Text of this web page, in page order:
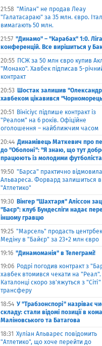
21:58 "Мілан" не продав Леау
"Галатасараю" за 35 млн. євро.
вимагають 50 млн.
21:57 "Динамо" – "Карабах" 1:0. Ліга
конференцій. Все вирішиться у
20:55 ПСЖ за 50 млн євро купив
"Монако". Хавбек підписав 5-
контракт
20:53 Шостак залишив
хавбеком цікавився
20:51
Вінісіус підпише контракт із
"Реалом" на 6 років. Офіційне
оголошення – найближчим часом
20:44 Динамівець Маткевич про
до "Оболоні": "Я знаю, що тут
працюють із молодими
19:50 "Барса" практично
Альвареса. Форвард залишиться в
"Атлетико"
19:30 Вінгер "Шахтаря" Аліссон
"Баєр": клуб Бундесліги надає
іншому гравцю
19:25 "Марсель" продасть
Медіну в "Байєр" за 23+2 млн євро
19:16 "Динамоманія" в Телеграмі!
19:06 Родрі погодив контракт з
хавбек втомився чекати на "Реал".
Каталонці скоро зв'яжуться з
трансферу
18:54 У "Трабзонспорі" назріває
складу: стали відомі позиції в
Малiновського та Батагова
18:31 Хуліан Альварес повідомить
"Атлетико", що хоче перейти до